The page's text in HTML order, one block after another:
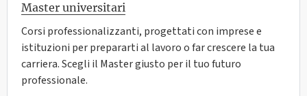
Master universitari
Corsi professionalizzanti, progettati con imprese e
istituzioni per prepararti al lavoro o far crescere la tua
carriera. Scegli il Master giusto per il tuo futuro
professionale.